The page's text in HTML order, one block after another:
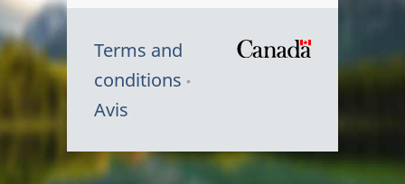
Terms and
conditions
Avis
Symbole
du